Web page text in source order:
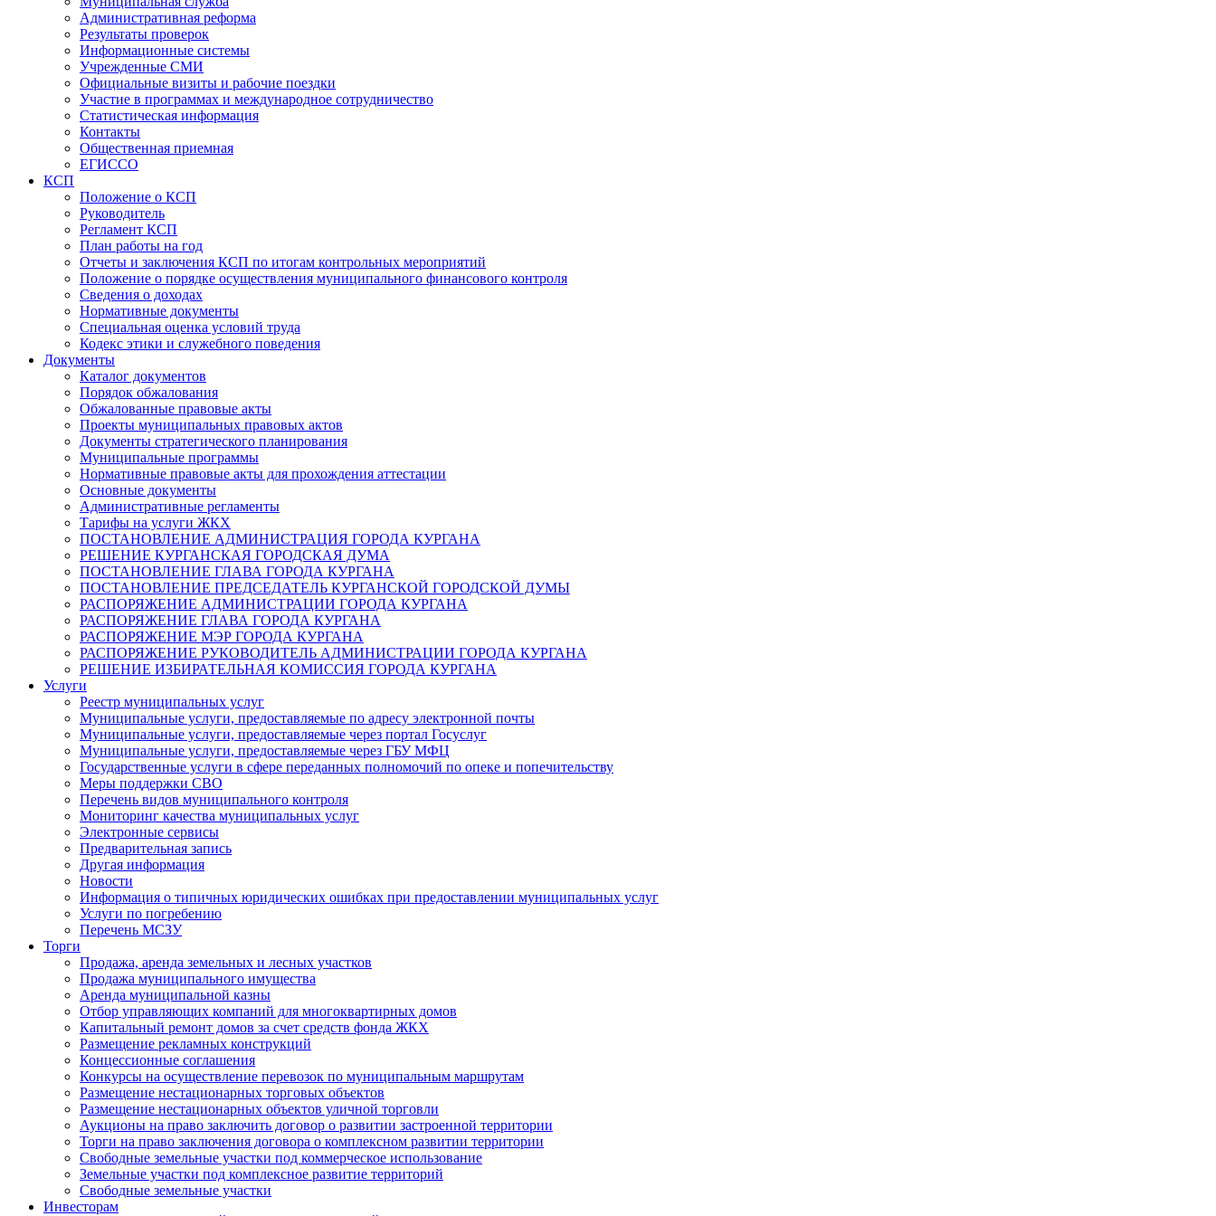
Административная реформа
Результаты проверок
Информационные системы
Учрежденные СМИ
Официальные визиты и рабочие поездки
Участие в программах и международное сотрудничество
Статистическая информация
Контакты
Общественная приемная
ЕГИССО
КСП
Положение о КСП
Руководитель
Регламент КСП
План работы на год
Отчеты и заключения КСП по итогам контрольных мероприятий
Положение о порядке осуществления муниципального финансового контроля
Сведения о доходах
Нормативные документы
Специальная оценка условий труда
Кодекс этики и служебного поведения
Документы
Каталог документов
Порядок обжалования
Обжалованные правовые акты
Проекты муниципальных правовых актов
Документы стратегического планирования
Муниципальные программы
Нормативные правовые акты для прохождения аттестации
Основные документы
Административные регламенты
Тарифы на услуги ЖКХ
ПОСТАНОВЛЕНИЕ АДМИНИСТРАЦИЯ ГОРОДА КУРГАНА
РЕШЕНИЕ КУРГАНСКАЯ ГОРОДСКАЯ ДУМА
ПОСТАНОВЛЕНИЕ ГЛАВА ГОРОДА КУРГАНА
ПОСТАНОВЛЕНИЕ ПРЕДСЕДАТЕЛЬ КУРГАНСКОЙ ГОРОДСКОЙ ДУМЫ
РАСПОРЯЖЕНИЕ АДМИНИСТРАЦИИ ГОРОДА КУРГАНА
РАСПОРЯЖЕНИЕ ГЛАВА ГОРОДА КУРГАНА
РАСПОРЯЖЕНИЕ МЭР ГОРОДА КУРГАНА
РАСПОРЯЖЕНИЕ РУКОВОДИТЕЛЬ АДМИНИСТРАЦИИ ГОРОДА КУРГАНА
РЕШЕНИЕ ИЗБИРАТЕЛЬНАЯ КОМИССИЯ ГОРОДА КУРГАНА
Услуги
Реестр муниципальных услуг
Муниципальные услуги, предоставляемые по адресу электронной почты
Муниципальные услуги, предоставляемые через портал Госуслуг
Муниципальные услуги, предоставляемые через ГБУ МФЦ
Государственные услуги в сфере переданных полномочий по опеке и попечительству
Меры поддержки СВО
Перечень видов муниципального контроля
Мониторинг качества муниципальных услуг
Электронные сервисы
Предварительная запись
Другая информация
Новости
Информация о типичных юридических ошибках при предоставлении муниципальных услуг
Услуги по погребению
Перечень МСЗУ
Торги
Продажа, аренда земельных и лесных участков
Продажа муниципального имущества
Аренда муниципальной казны
Отбор управляющих компаний для многоквартирных домов
Капитальный ремонт домов за счет средств фонда ЖКХ
Размещение рекламных конструкций
Концессионные соглашения
Конкурсы на осуществление перевозок по муниципальным маршрутам
Размещение нестационарных торговых объектов
Размещение нестационарных объектов уличной торговли
Аукционы на право заключить договор о развитии застроенной территории
Торги на право заключения договора о комплексном развитии территории
Свободные земельные участки под коммерческое использование
Земельные участки под комплексное развитие территорий
Свободные земельные участки
Инвесторам